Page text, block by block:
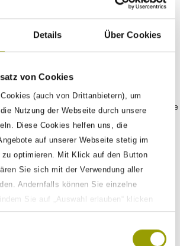
Details Über Cookies
von Cookies
(auch von Drittanbietern), um
Nutzung der Webseite durch unsere
Diese Cookies helfen uns, die
auf unserer Webseite stetig im
zu optimieren. Mit Klick auf den Button
Sie sich mit der Verwendung aller
Andernfalls können Sie einzelne
Sie auf „Auswahl erlauben“ klicken
jederzeit aufrufen und Cookies auch
abwählen. Weitere Informationen zu den
finden Sie auf unserer
Zweck der Datenverarbeitung liegt in der
einheitlichen und von Ihrem
unabhängigen Einbindung von
verarbeiten Ihre personenbezogenen Daten
bis zum Ende Ihres Besuchs auf der Webseite
Datenschutzmodus). Auf die
Ihrer personenbezogenen Daten bei
haben wir keinen Einfluss. Weitere
finden Sie unter:
policies.google.com/privacy?
haben jederzeit die Möglichkeit den Widerruf